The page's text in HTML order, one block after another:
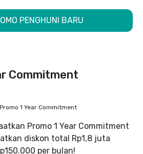
PENGHUNI BARU
Commitment
1 Year Commitment
Promo 1 Year Commitment
diskon total Rp1,8 juta
per bulan!